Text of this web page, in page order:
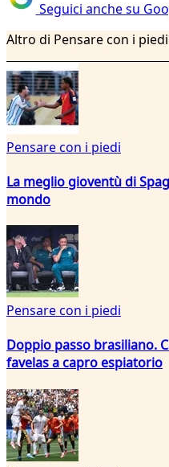
Seguici anche su
Altro di Pensare con i piedi
Pensare con i piedi
La meglio gioventù di
mondo
Pensare con i piedi
Doppio passo brasiliano.
favelas a capro espiatorio